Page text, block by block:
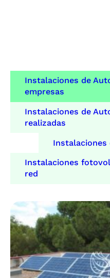
Instalaciones de
empresas
Instalaciones de
realizadas
Instalaciones
Instalaciones
red